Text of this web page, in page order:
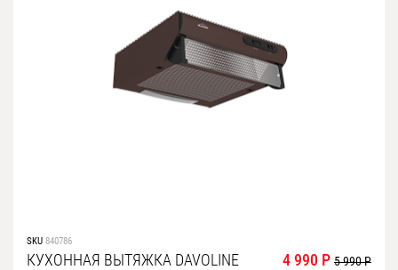
SKU 840786
КУХОННАЯ ВЫТЯЖКА DAVOLINE 4 990 Р 5 990 Р